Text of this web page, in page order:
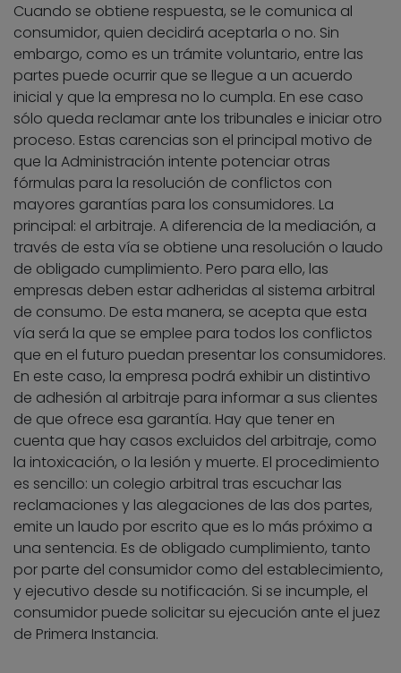
Cuando se obtiene respuesta, se le comunica al
consumidor, quien decidirá aceptarla o no. Sin
embargo, como es un trámite voluntario, entre las
partes puede ocurrir que se llegue a un acuerdo
inicial y que la empresa no lo cumpla. En ese caso
sólo queda reclamar ante los tribunales e iniciar otro
proceso. Estas carencias son el principal motivo de
que la Administración intente potenciar otras
fórmulas para la resolución de conflictos con
mayores garantías para los consumidores. La
principal: el arbitraje. A diferencia de la mediación, a
través de esta vía se obtiene una resolución o laudo
de obligado cumplimiento. Pero para ello, las
empresas deben estar adheridas al sistema arbitral
de consumo. De esta manera, se acepta que esta
vía será la que se emplee para todos los conflictos
que en el futuro puedan presentar los consumidores.
En este caso, la empresa podrá exhibir un distintivo
de adhesión al arbitraje para informar a sus clientes
de que ofrece esa garantía. Hay que tener en
cuenta que hay casos excluidos del arbitraje, como
la intoxicación, o la lesión y muerte. El procedimiento
es sencillo: un colegio arbitral tras escuchar las
reclamaciones y las alegaciones de las dos partes,
emite un laudo por escrito que es lo más próximo a
una sentencia. Es de obligado cumplimiento, tanto
por parte del consumidor como del establecimiento,
y ejecutivo desde su notificación. Si se incumple, el
consumidor puede solicitar su ejecución ante el juez
de Primera Instancia.